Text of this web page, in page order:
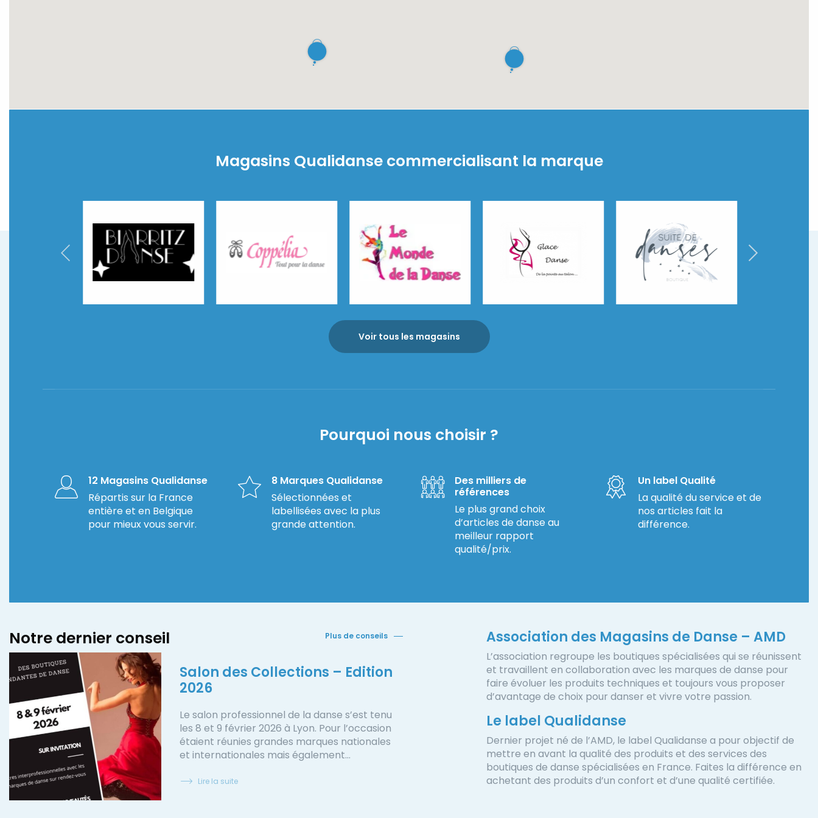
Magasins Qualidanse commercialisant la marque
Voir tous les magasins
Pourquoi nous choisir ?
12 Magasins Qualidanse
Répartis sur la France
entière et en Belgique
pour mieux vous servir.
8 Marques Qualidanse
Sélectionnées et
labellisées avec la plus
grande attention.
Des milliers de
références
Le plus grand choix
d’articles de danse au
meilleur rapport
qualité/prix.
Un label Qualité
La qualité du service et de
nos articles fait la
différence.
Notre dernier conseil Plus de conseils
Salon des Collections – Edition
2026
Le salon professionnel de la danse s’est tenu
les 8 et 9 février 2026 à Lyon. Pour l’occasion
étaient réunies grandes marques nationales
et internationales mais également…
Lire la suite
Association des Magasins de Danse – AMD
L’association regroupe les boutiques spécialisées qui se réunissent
et travaillent en collaboration avec les marques de danse pour
faire évoluer les produits techniques et toujours vous proposer
d’avantage de choix pour danser et vivre votre passion.
Le label Qualidanse
Dernier projet né de l’AMD, le label Qualidanse a pour objectif de
mettre en avant la qualité des produits et des services des
boutiques de danse spécialisées en France. Faites la différence en
achetant des produits d’un confort et d’une qualité certifiée.